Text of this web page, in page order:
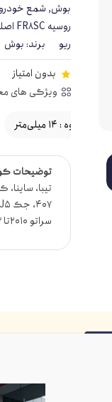
بوش, شمع خودرو
روسیه FR8SC اصلی
ریو
برند:بوش
بدون امتیاز
ویژگی های
قطر رزوه : ۱۴ میلی‌متر
توضیحات
سراتو 2010تا 2013